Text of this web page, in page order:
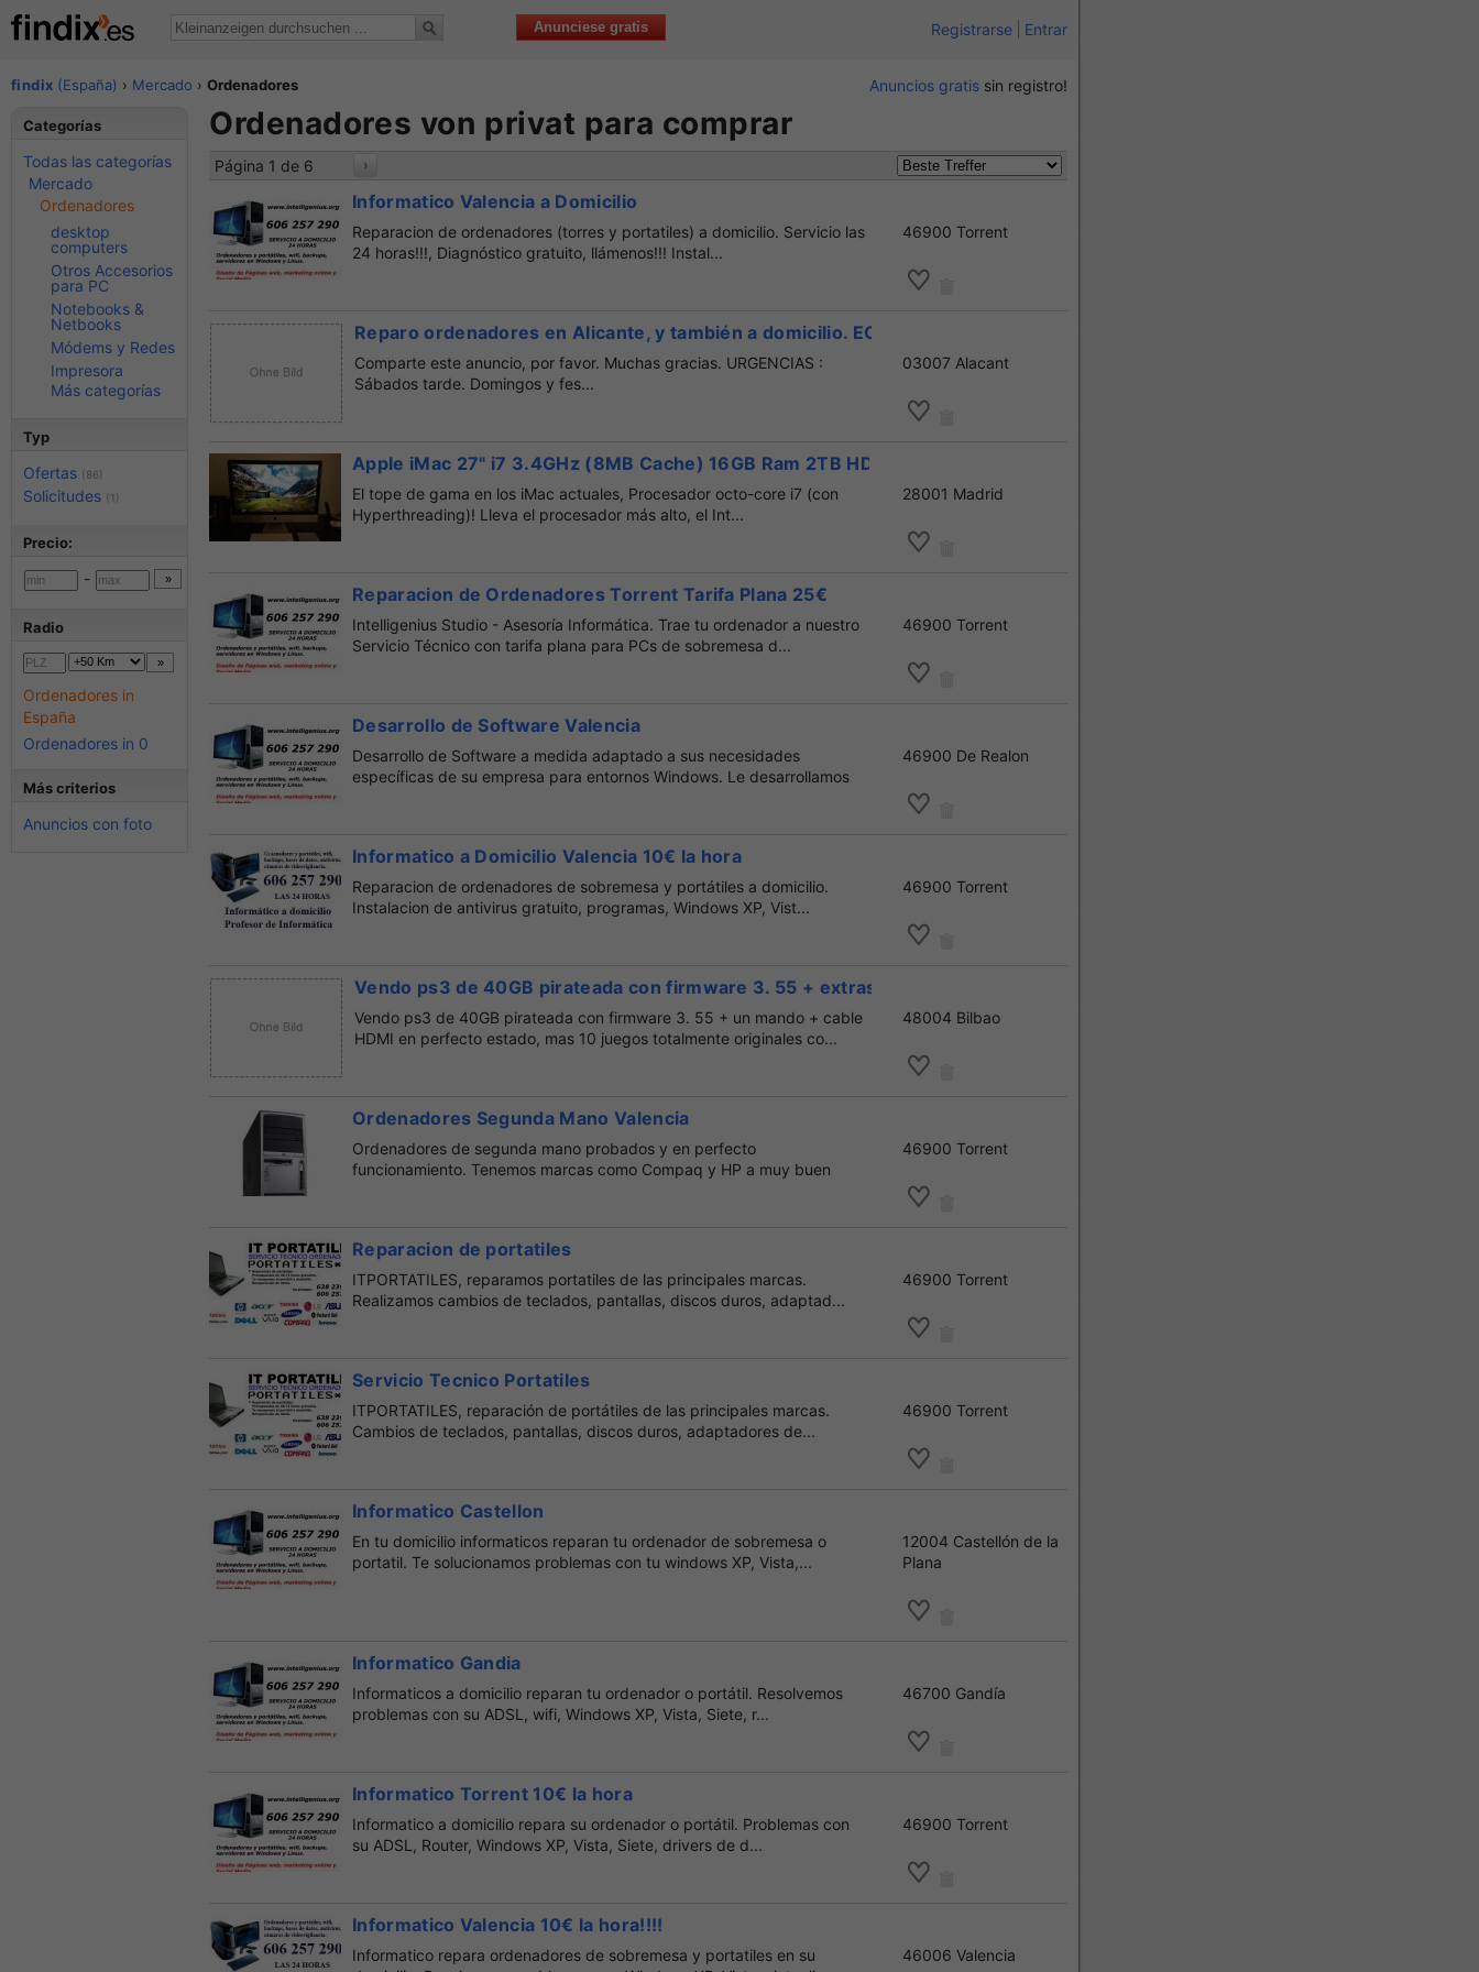
Anunciese gratis Registrarse Entrar
findix (España) › Mercado ›Ordenadores Anuncios gratis sin registro!
Ordenadores von privat para comprar
Página 1 de 6 ›
Informatico Valencia a Domicilio
Reparacion de ordenadores (torres y portatiles) a domicilio. Servicio las
24 horas!!!, Diagnóstico gratuito, llámenos!!! Instal...
46900 Torrent
Reparo ordenadores en Alicante, y también a domicilio. ECONOMICO.
Comparte este anuncio, por favor. Muchas gracias. URGENCIAS :
Sábados tarde. Domingos y fes...
03007 Alacant
Apple iMac 27'' i7 3.4GHz (8MB Cache) 16GB Ram 2TB HDD, Radeon
El tope de gama en los iMac actuales, Procesador octo-core i7 (con
Hyperthreading)! Lleva el procesador más alto, el Int...
28001 Madrid
Reparacion de Ordenadores Torrent Tarifa Plana 25€
Intelligenius Studio - Asesoría Informática. Trae tu ordenador a nuestro
Servicio Técnico con tarifa plana para PCs de sobremesa d...
46900 Torrent
Desarrollo de Software Valencia
Desarrollo de Software a medida adaptado a sus necesidades
específicas de su empresa para entornos Windows. Le desarrollamos
46900 De Realon
Informatico a Domicilio Valencia 10€ la hora
Reparacion de ordenadores de sobremesa y portátiles a domicilio.
Instalacion de antivirus gratuito, programas, Windows XP, Vist...
46900 Torrent
Vendo ps3 de 40GB pirateada con firmware 3. 55 + extras
Vendo ps3 de 40GB pirateada con firmware 3. 55 + un mando + cable
HDMI en perfecto estado, mas 10 juegos totalmente originales co...
48004 Bilbao
Ordenadores Segunda Mano Valencia
Ordenadores de segunda mano probados y en perfecto
funcionamiento. Tenemos marcas como Compaq y HP a muy buen
46900 Torrent
Reparacion de portatiles
ITPORTATILES, reparamos portatiles de las principales marcas.
Realizamos cambios de teclados, pantallas, discos duros, adaptad...
46900 Torrent
Servicio Tecnico Portatiles
ITPORTATILES, reparación de portátiles de las principales marcas.
Cambios de teclados, pantallas, discos duros, adaptadores de...
46900 Torrent
Informatico Castellon
En tu domicilio informaticos reparan tu ordenador de sobremesa o
portatil. Te solucionamos problemas con tu windows XP, Vista,...
12004 Castellón de la
Plana
Informatico Gandia
Informaticos a domicilio reparan tu ordenador o portátil. Resolvemos
problemas con su ADSL, wifi, Windows XP, Vista, Siete, r...
46700 Gandía
Informatico Torrent 10€ la hora
Informatico a domicilio repara su ordenador o portátil. Problemas con
su ADSL, Router, Windows XP, Vista, Siete, drivers de d...
46900 Torrent
Informatico Valencia 10€ la hora!!!!
Informatico repara ordenadores de sobremesa y portatiles en su
46006 Valencia
Categorías
Todas las categorías
Mercado
Ordenadores
desktop
computers
Otros Accesorios
para PC
Notebooks &
Netbooks
Módems y Redes
Impresora
Más categorías
Typ
Ofertas (86)
Solicitudes (1)
Precio:
-
Radio
Ordenadores in
España
Ordenadores in 0
Más criterios
Anuncios con foto